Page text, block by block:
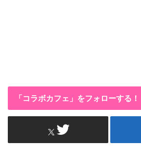
「コラボカフェ」をフォローする！